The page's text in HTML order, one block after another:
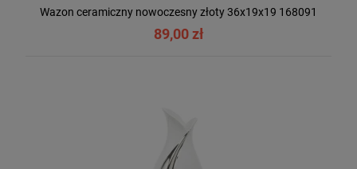
Wazon ceramiczny nowoczesny złoty 36x19x19 168091
89,00 zł